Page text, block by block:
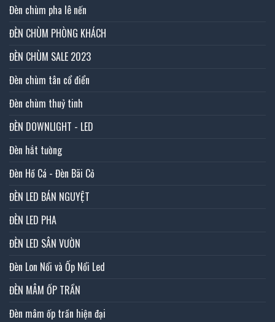
Đèn chùm pha lê nến
ĐÈN CHÙM PHÒNG KHÁCH
ĐÈN CHÙM SALE 2023
Đèn chùm tân cổ điển
Đèn chùm thuỷ tinh
ĐÈN DOWNLIGHT - LED
Đèn hắt tường
Đèn Hồ Cá - Đèn Bãi Cỏ
ĐÈN LED BÁN NGUYỆT
ĐÈN LED PHA
ĐÈN LED SÂN VƯỜN
Đèn Lon Nổi và Ốp Nổi Led
ĐÈN MÂM ỐP TRẦN
Đèn mâm ốp trần hiện đại